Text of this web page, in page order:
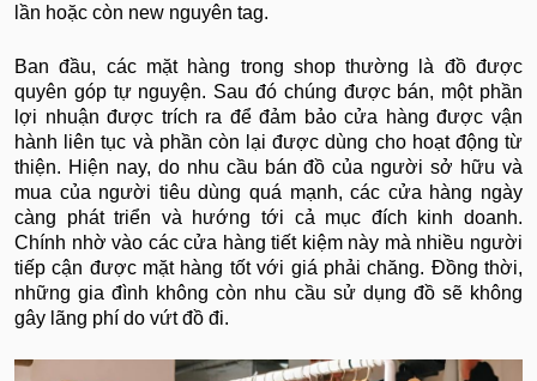
lần hoặc còn new nguyên tag.
Ban đầu, các mặt hàng trong shop thường là đồ được
quyên góp tự nguyện. Sau đó chúng được bán, một phần
lợi nhuận được trích ra để đảm bảo cửa hàng được vận
hành liên tục và phần còn lại được dùng cho hoạt động từ
thiện. Hiện nay, do nhu cầu bán đồ của người sở hữu và
mua của người tiêu dùng quá mạnh, các cửa hàng ngày
càng phát triển và hướng tới cả mục đích kinh doanh.
Chính nhờ vào các cửa hàng tiết kiệm này mà nhiều người
tiếp cận được mặt hàng tốt với giá phải chăng. Đồng thời,
những gia đình không còn nhu cầu sử dụng đồ sẽ không
gây lãng phí do vứt đồ đi.